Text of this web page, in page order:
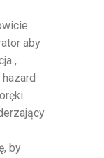
aby
,
by